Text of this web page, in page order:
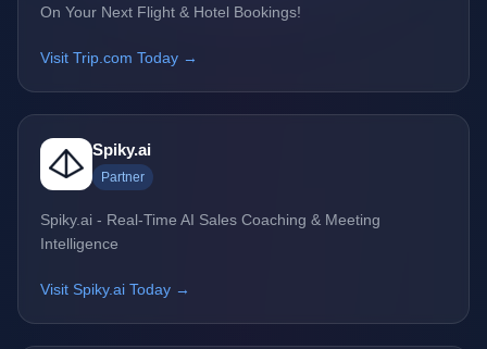
On Your Next Flight & Hotel Bookings!
Visit Trip.com Today →
Spiky.ai
Partner
Spiky.ai - Real-Time AI Sales Coaching & Meeting
Intelligence
Visit Spiky.ai Today →